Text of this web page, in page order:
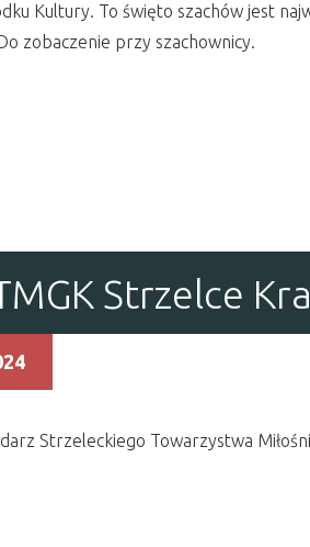
Kultury. To święto szachów jest
zobaczenie przy szachownicy.
Strzelce
Strzeleckiego Towarzystwa